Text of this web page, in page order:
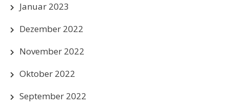
Januar 2023
Dezember 2022
November 2022
Oktober 2022
September 2022